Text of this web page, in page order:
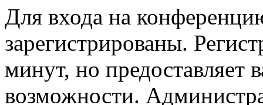
Для входа на
зарегистрированы.
минут, но предоставляет
возможности.